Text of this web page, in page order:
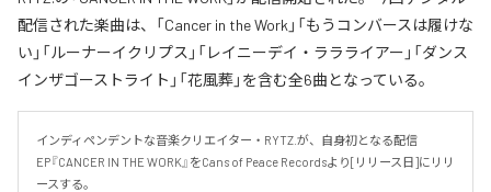
配信された楽曲は、「Cancer in the Work」「もうコンバースは履けな
い」「ルーナーイクリプス」「レイニーデイ・ララライアー」「ダンス
インザゴーストライト」「花風葬」を含む全6曲となっている。
インディペンデントな音楽クリエイター・RYTZ.が、自身初となる配信
EP『CANCER IN THE WORK』をCans of Peace Recordsより[リリース日]にリリ
ースする。